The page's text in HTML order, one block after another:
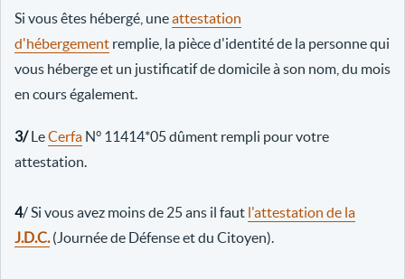
Si vous êtes hébergé, uneattestation
d'hébergement remplie, la pièce d'identité de la personne qui
vous héberge et un justificatif de domicile à son nom, du mois
en cours également.
3/LeCerfa N° 11414*05 dûment rempli pour votre
attestation.
4/ Si vous avez moins de 25 ans il faut l'attestation de la
J.D.C.(Journée de Défense et du Citoyen).